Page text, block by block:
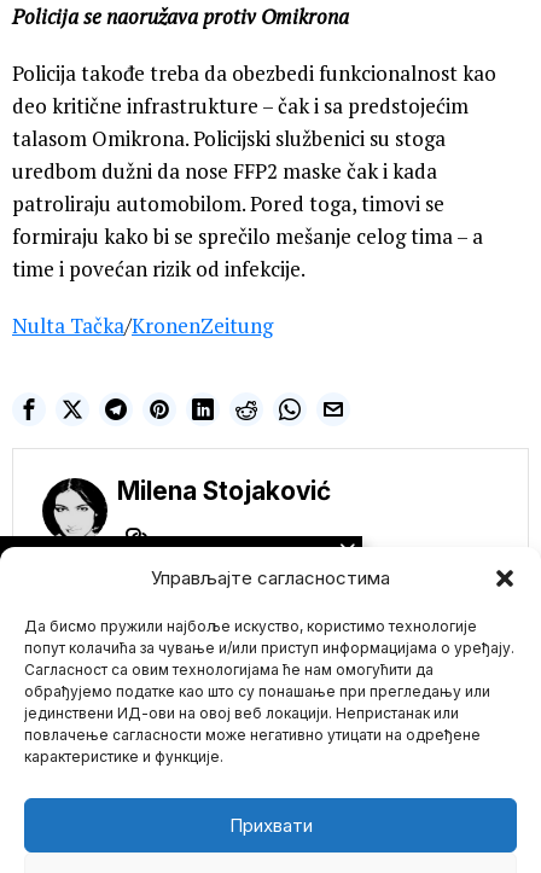
Управљајте сагласностима
Да бисмо пружили најбоље искуство, користимо технологије
попут колачића за чување и/или приступ информацијама о уређају.
Сагласност са овим технологијама ће нам омогућити да
обрађујемо податке као што су понашање при прегледању или
јединствени ИД-ови на овој веб локацији. Непристанак или
повлачење сагласности може негативно утицати на одређене
карактеристике и функције.
Прихвати
Policija se naoružava protiv Omikrona
Policija takođe treba da obezbedi funkcionalnost kao
deo kritične infrastrukture – čak i sa predstojećim
talasom Omikrona. Policijski službenici su stoga
uredbom dužni da nose FFP2 maske čak i kada
patroliraju automobilom. Pored toga, timovi se
formiraju kako bi se sprečilo mešanje celog tima – a
time i povećan rizik od infekcije.
Nulta Tačka/KronenZeitung
Milena Stojaković
Mario zna Youtube
NE PROPUSTITE
Savetnik Svetskog
Trampov reizbor će
biti „konačni smrtni
udarac globalnom
poretku“
Viši savetnik Svetskog
ekonomskog foruma
(WEF) i njegov osnivač
Klaus
Porodična bolest! Sin
Rajana Ruta koji je
pokušao da ubije
Trampa uhapšen